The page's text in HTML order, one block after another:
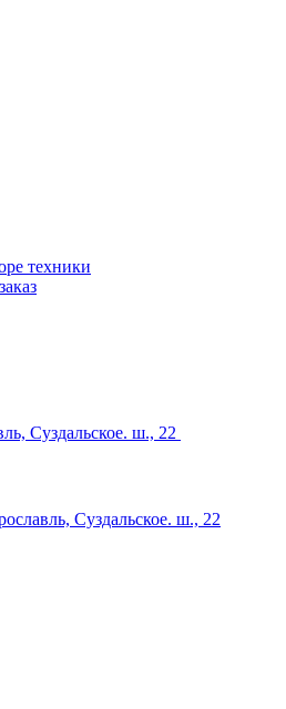
техники
Суздальское. ш., 22
Суздальское. ш., 22